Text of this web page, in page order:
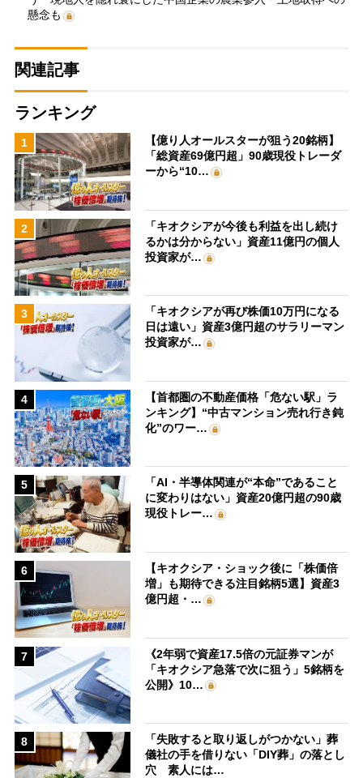
懸念も
関連記事
ランキング
1
【億り人オールスターが狙う20銘柄】
「総資産69億円超」90歳現役トレーダ
ーから“10…
2
「キオクシアが今後も利益を出し続け
るかは分からない」資産11億円の個人
投資家が…
3
「キオクシアが再び株価10万円になる
日は遠い」資産3億円超のサラリーマン
投資家が…
4
【首都圏の不動産価格「危ない駅」ラ
ンキング】“中古マンション売れ行き鈍
化”のワー…
5
「AI・半導体関連が“本命”であること
に変わりはない」資産20億円超の90歳
現役トレー…
6
【キオクシア・ショック後に「株価倍
増」も期待できる注目銘柄5選】資産3
億円超・…
7
《2年弱で資産17.5倍の元証券マンが
「キオクシア急落で次に狙う」5銘柄を
公開》10…
8
「失敗すると取り返しがつかない」葬
儀社の手を借りない「DIY葬」の落とし
穴 素人には…